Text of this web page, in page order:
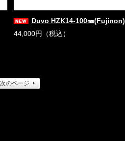
Duvo HZK14-100㎜(Fujinon)
44,000円（税込）
次のページ